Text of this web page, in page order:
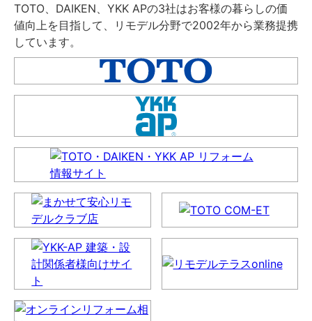
TOTO、DAIKEN、YKK APの3社はお客様の暮らしの価
値向上を目指して、リモデル分野で2002年から業務提携
しています。